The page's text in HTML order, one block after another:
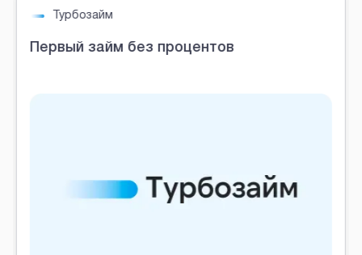
Турбозайм
Первый займ без процентов